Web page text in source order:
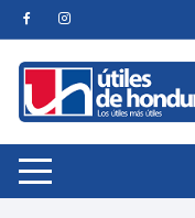
Skip
to
content